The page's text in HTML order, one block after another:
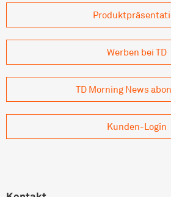
Werben bei TD
TD Morning News
Kunden-Login